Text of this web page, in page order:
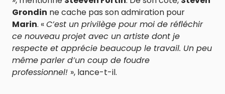
Grondin ne cache pas son admiration pour
Marin. «C’est un privilège pour moi de réfléchir
ce nouveau projet avec un artiste dont je
respecte et apprécie beaucoup le travail. Un peu
même parler d’un coup de foudre
professionnel! », lance-t-il.